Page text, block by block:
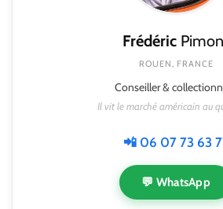
Frédéric
ROUEN, FRANCE
Conseiller &
Il vit le marché américain au
📲 06 07 73 63
💬 WhatsApp